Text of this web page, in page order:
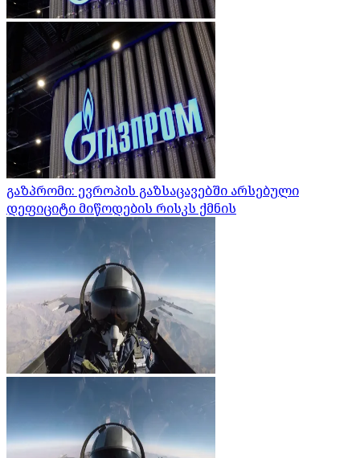
გაზპრომი: ევროპის გაზსაცავებში არსებული
დეფიციტი მიწოდების რისკს ქმნის